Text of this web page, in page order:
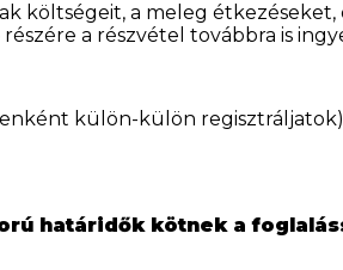
költségeit, a meleg étkezéseket,
a részvétel továbbra is
külön-külön regisztráljatok)
határidők kötnek a